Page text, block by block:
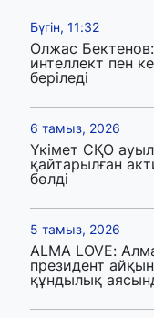
Бүгін, 11:32
Олжас
интеллект пен
беріледі
6 тамыз, 2026
Үкімет СҚО
қайтарылған
бөлді
5 тамыз, 2026
ALMA LOVE:
президент
құндылық